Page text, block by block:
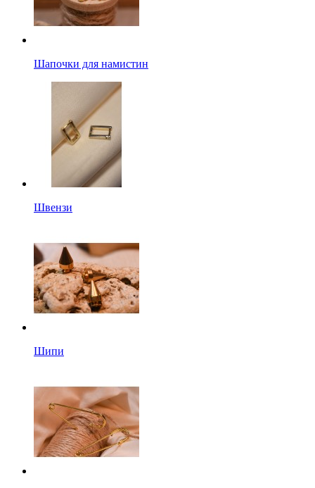
Шапочки для намистин
Швензи
Шипи